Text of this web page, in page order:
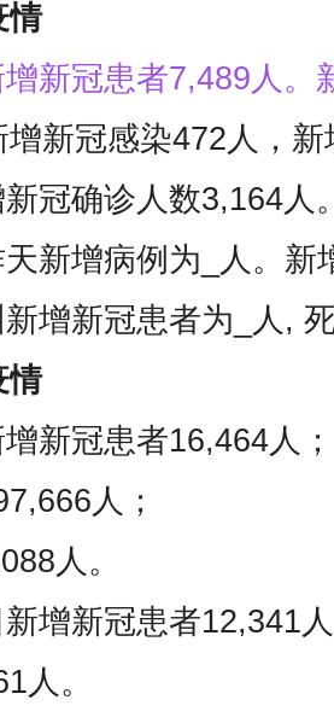
情
新冠患者7,489人。
新冠感染472人，新
冠确诊人数3,164人
新增病例为_人。新
增新冠患者为_人, 死
情
新冠患者16,464人；
人；
人。
增新冠患者12,341人
人。